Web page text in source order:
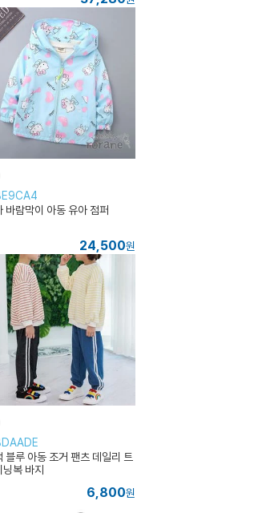
바람막이 아동 유아 점퍼
24,500원
블루 아동 조거 팬츠 데일리 트
닝복 바지
6,800원